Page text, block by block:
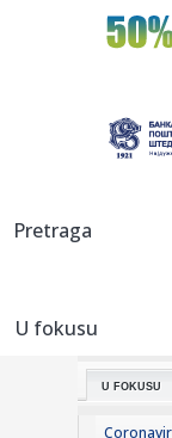
14:56:
Partizana"
Nafta
14:52:
argentinskog
14:49:
14:47:
Pretraga
U fokusu
U FOKUSU